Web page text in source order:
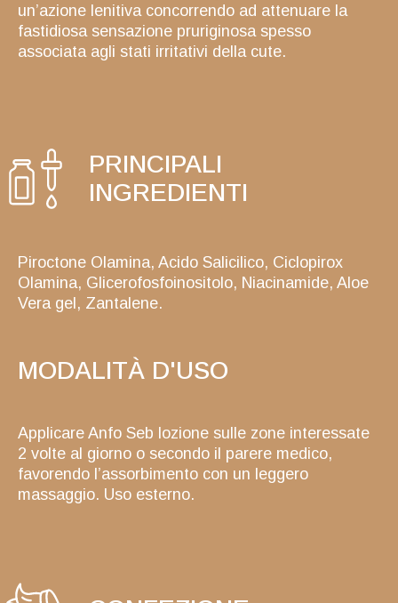
un’azione lenitiva concorrendo ad attenuare la
fastidiosa sensazione pruriginosa spesso
associata agli stati irritativi della cute.
PRINCIPALI
INGREDIENTI
Piroctone Olamina, Acido Salicilico, Ciclopirox
Olamina, Glicerofosfoinositolo, Niacinamide, Aloe
Vera gel, Zantalene.
MODALITÀ D'USO
Applicare Anfo Seb lozione sulle zone interessate
2 volte al giorno o secondo il parere medico,
favorendo l’assorbimento con un leggero
massaggio. Uso esterno.